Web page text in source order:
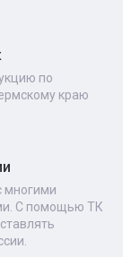
по
краю
многими
С помощью ТК